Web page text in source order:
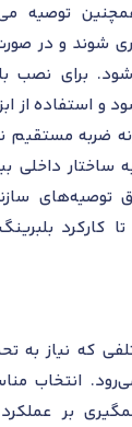
توصیه
شوند و در صورت
برای نصب
و استفاده از
ضربه مستقیم
ساختار داخلی
توصیه‌های
تا کارکرد
که نیاز به
انتخاب
بر